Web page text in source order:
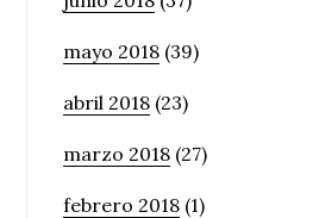
mayo 2018 (39)
abril 2018 (23)
marzo 2018 (27)
febrero 2018 (1)